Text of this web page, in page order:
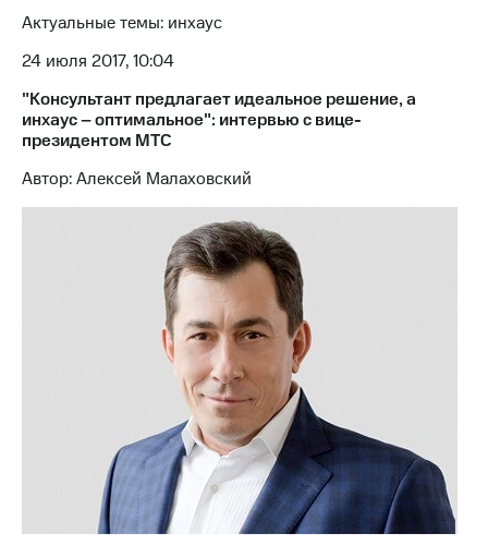
МТС
о технологиях
Достижения
Интервью
Финансовая
отчетность
Корпоративное
Корпоративный
секретарь
Раскрытие
информации
Информация
Актуальные темы: инхаус
24 июля 2017, 10:04
"Консультант предлагает идеальное решение, а
инхаус – оптимальное": интервью с вице-
президентом МТС
Автор: Алексей Малаховский